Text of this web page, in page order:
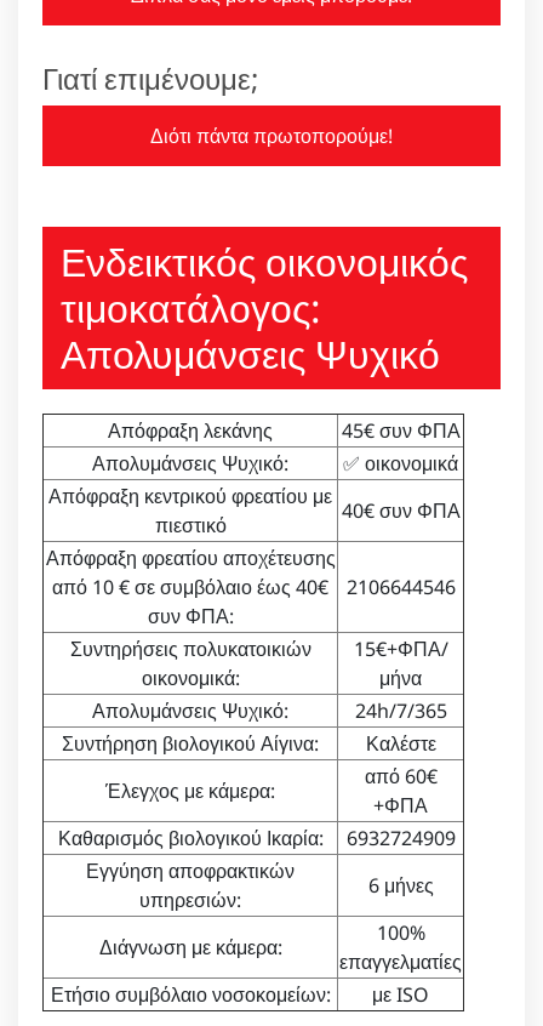
Γιατί επιμένουμε;
Διότι πάντα πρωτοπορούμε!
Ενδεικτικός οικονομικός
τιμοκατάλογος:
Απολυμάνσεις Ψυχικό
Απόφραξη λεκάνης
45€ συν ΦΠΑ
Απολυμάνσεις Ψυχικό:
✅ οικονομικά
Απόφραξη κεντρικού φρεατίου με
πιεστικό
40€ συν ΦΠΑ
Απόφραξη φρεατίου αποχέτευσης
από 10 € σε συμβόλαιο έως 40€
συν ΦΠΑ:
2106644546
Συντηρήσεις πολυκατοικιών
οικονομικά:
15€+ΦΠΑ/
μήνα
Απολυμάνσεις Ψυχικό:
24h/7/365
Συντήρηση βιολογικού Αίγινα:
Καλέστε
Έλεγχος με κάμερα:
από 60€
+ΦΠΑ
Καθαρισμός βιολογικού Ικαρία:
6932724909
Εγγύηση αποφρακτικών
υπηρεσιών:
6 μήνες
Διάγνωση με κάμερα:
100%
επαγγελματίες
Ετήσιο συμβόλαιο νοσοκομείων:
με ISO